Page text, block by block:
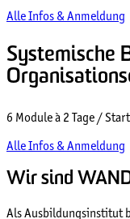
Alle Infos & Anmeldung
Systemische
6 Module à 2 Tage /
Alle Infos & Anmeldung
Wir sind
Als Ausbildungsinstitut